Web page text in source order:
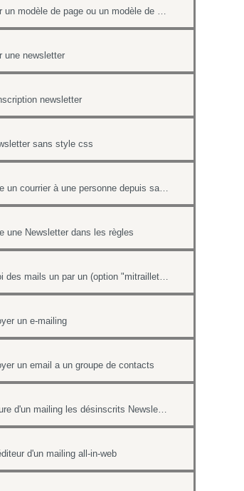
une newsletter
newsletter
sans style css
une Newsletter dans les règles
un e-mailing
un email a un groupe de contacts
d'un mailing all-in-web